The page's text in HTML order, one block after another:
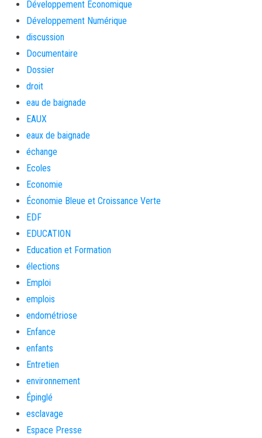
Développement Économique
Développement Numérique
discussion
Documentaire
Dossier
droit
eau de baignade
EAUX
eaux de baignade
échange
Ecoles
Economie
Économie Bleue et Croissance Verte
EDF
EDUCATION
Education et Formation
élections
Emploi
emplois
endométriose
Enfance
enfants
Entretien
environnement
Épinglé
esclavage
Espace Presse